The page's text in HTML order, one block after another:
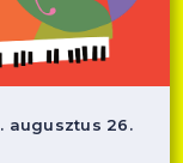
augusztus 26.